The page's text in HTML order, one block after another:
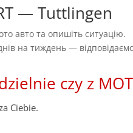
— Tuttlingen
авто та опишіть ситуацію.
на тиждень —
czy z
Ciebie.